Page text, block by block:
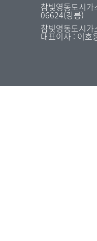
참빛영동도시
06624(강릉)
참빛영동도시
대표이사 : 이